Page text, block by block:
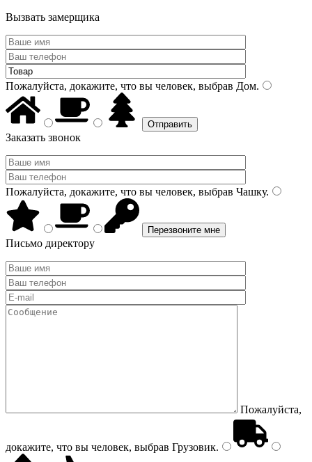
Вызвать замерщика
Пожалуйста, докажите, что вы человек, выбрав Дом.
Заказать звонок
Пожалуйста, докажите, что вы человек, выбрав Чашку.
Письмо директору
Пожалуйста,
докажите, что вы человек, выбрав Грузовик.